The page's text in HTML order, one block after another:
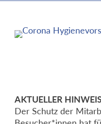
AKTUELLER
Der Schutz der